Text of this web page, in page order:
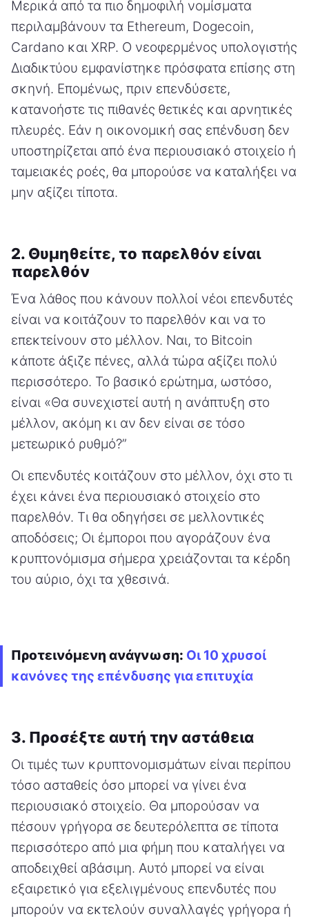
Μερικά από τα πιο δημοφιλή νομίσματα
περιλαμβάνουν τα Ethereum, Dogecoin,
Cardano και XRP. Ο νεοφερμένος υπολογιστής
Διαδικτύου εμφανίστηκε πρόσφατα επίσης στη
σκηνή. Επομένως, πριν επενδύσετε,
κατανοήστε τις πιθανές θετικές και αρνητικές
πλευρές. Εάν η οικονομική σας επένδυση δεν
υποστηρίζεται από ένα περιουσιακό στοιχείο ή
ταμειακές ροές, θα μπορούσε να καταλήξει να
μην αξίζει τίποτα.
2. Θυμηθείτε, το παρελθόν είναι
παρελθόν
Ένα λάθος που κάνουν πολλοί νέοι επενδυτές
είναι να κοιτάζουν το παρελθόν και να το
επεκτείνουν στο μέλλον. Ναι, το Bitcoin
κάποτε άξιζε πένες, αλλά τώρα αξίζει πολύ
περισσότερο. Το βασικό ερώτημα, ωστόσο,
είναι «Θα συνεχιστεί αυτή η ανάπτυξη στο
μέλλον, ακόμη κι αν δεν είναι σε τόσο
μετεωρικό ρυθμό?”
Οι επενδυτές κοιτάζουν στο μέλλον, όχι στο τι
έχει κάνει ένα περιουσιακό στοιχείο στο
παρελθόν. Τι θα οδηγήσει σε μελλοντικές
αποδόσεις; Οι έμποροι που αγοράζουν ένα
κρυπτονόμισμα σήμερα χρειάζονται τα κέρδη
του αύριο, όχι τα χθεσινά.
Προτεινόμενη ανάγνωση: Οι 10 χρυσοί
κανόνες της επένδυσης για επιτυχία
3. Προσέξτε αυτή την αστάθεια
Οι τιμές των κρυπτονομισμάτων είναι περίπου
τόσο ασταθείς όσο μπορεί να γίνει ένα
περιουσιακό στοιχείο. Θα μπορούσαν να
πέσουν γρήγορα σε δευτερόλεπτα σε τίποτα
περισσότερο από μια φήμη που καταλήγει να
αποδειχθεί αβάσιμη. Αυτό μπορεί να είναι
εξαιρετικό για εξελιγμένους επενδυτές που
μπορούν να εκτελούν συναλλαγές γρήγορα ή